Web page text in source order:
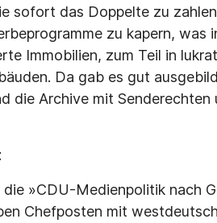
sofort das Doppelte zu
zu kapern, was
Immobilien, zum Teil in
Da gab es gut
die Archive mit
»CDU-Medienpolitik nach
Chefposten mit